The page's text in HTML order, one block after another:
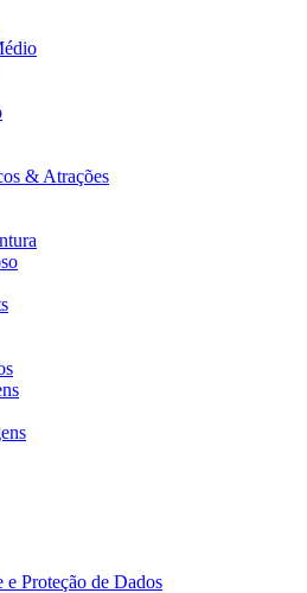
& Atrações
Proteção de Dados